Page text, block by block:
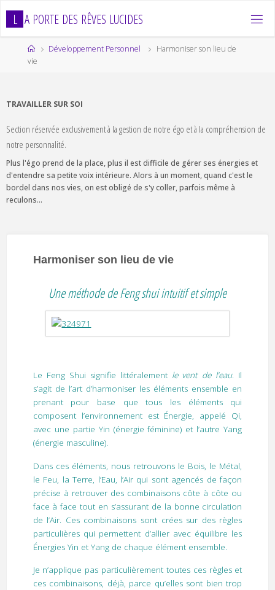
L A PORTE DES RÊVES LUCIDES
HomeDéveloppement Personnel
Harmoniser son lieu de
vie
TRAVAILLER SUR SOI
Section réservée exclusivement à la gestion de notre égo et à la compréhension de
notre personnalité.
Plus l'égo prend de la place, plus il est difficile de gérer ses énergies et
d'entendre sa petite voix intérieure. Alors à un moment, quand c'est le
bordel dans nos vies, on est obligé de s'y coller, parfois même à
reculons...
Harmoniser son lieu de vie
Une méthode de Feng shui intuitif et simple
Le Feng Shui signifie littéralement le vent de l’eau. Il
s’agit de l’art d’harmoniser les éléments ensemble en
prenant pour base que tous les éléments qui
composent l’environnement est Énergie, appelé Qi,
avec une partie Yin (énergie féminine) et l’autre Yang
(énergie masculine).
Dans ces éléments, nous retrouvons le Bois, le Métal,
le Feu, la Terre, l’Eau, l’Air qui sont agencés de façon
précise à retrouver des combinaisons côte à côte ou
face à face tout en s’assurant de la bonne circulation
de l’Air. Ces combinaisons sont crées sur des règles
particulières qui permettent d’allier avec équilibre les
Énergies Yin et Yang de chaque élément ensemble.
Je n’applique pas particulièrement toutes ces règles et
ces combinaisons, déjà, parce qu’elles sont bien trop